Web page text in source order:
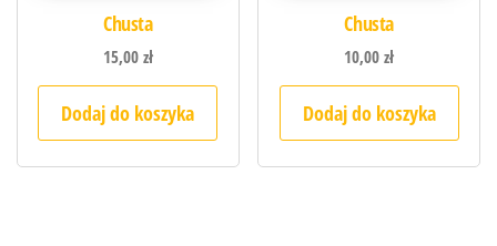
Chusta
15,00zł
Dodaj do koszyka
Chusta
10,00zł
Dodaj do koszyka